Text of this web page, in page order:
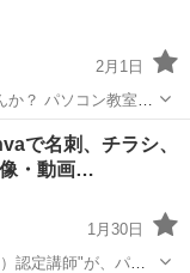
2月1日
室に
ィーでお願いするに
プロフィール
で名刺、チラシ、
・動画…
1月30日
認定講師"が、パソ